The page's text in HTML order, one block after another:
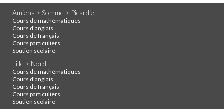
Amiens > Somme > Picardie
Cours de mathématiques
Cours d'anglais
Cours de français
Cours particuliers
Soutien scolaire
Lille > Nord
Cours de mathématiques
Cours d'anglais
Cours de français
Cours particuliers
Soutien scolaire